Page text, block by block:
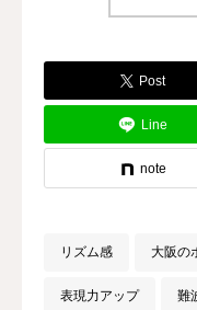
Post
Line
note
リズム感 大阪の
表現力アップ 難